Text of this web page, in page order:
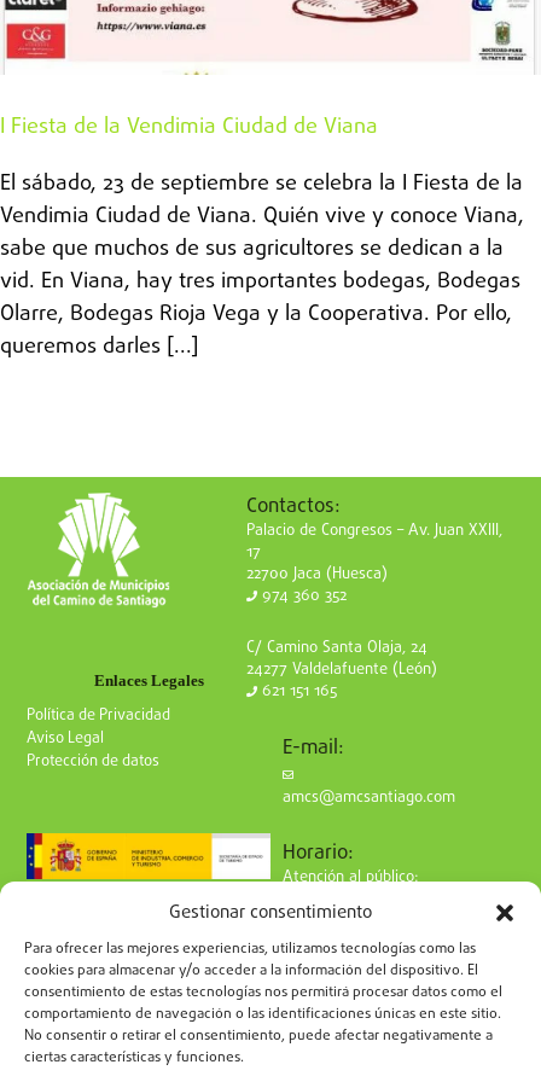
Gestionar consentimiento
Para ofrecer las mejores experiencias, utilizamos tecnologías como las
cookies para almacenar y/o acceder a la información del dispositivo. El
consentimiento de estas tecnologías nos permitirá procesar datos como el
comportamiento de navegación o las identificaciones únicas en este sitio.
No consentir o retirar el consentimiento, puede afectar negativamente a
ciertas características y funciones.
I Fiesta de la Vendimia Ciudad de Viana
El sábado, 23 de septiembre se celebra la I Fiesta de la
Vendimia Ciudad de Viana. Quién vive y conoce Viana,
sabe que muchos de sus agricultores se dedican a la
vid. En Viana, hay tres importantes bodegas, Bodegas
Olarre, Bodegas Rioja Vega y la Cooperativa. Por ello,
queremos darles [...]
Enlaces Legales
Política de Privacidad
Aviso Legal
Protección de datos
Contactos:
Palacio de Congresos – Av. Juan XXIII,
17
22700 Jaca (Huesca)
974 360 352
C/ Camino Santa Olaja, 24
24277 Valdelafuente (León)
621 151 165
E-mail:
amcs@amcsantiago.com
Horario:
Atención al público:
de Lunes a Viernes
de 9 a 15h
Síguenos en redes:
Suscríbete a nuestro boletín